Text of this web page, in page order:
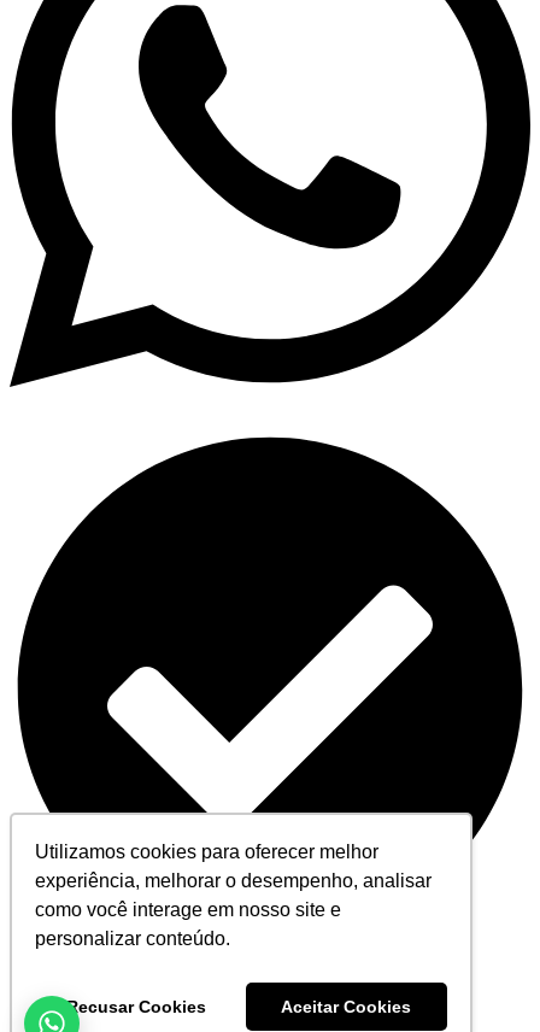
Utilizamos cookies para oferecer melhor
experiência, melhorar o desempenho, analisar
como você interage em nosso site e
personalizar conteúdo.
Recusar Cookies Aceitar Cookies
Formulário enviado com sucesso